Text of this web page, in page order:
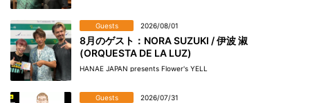
Guests 2026/08/01
8月のゲスト：NORA SUZUKI / 伊波 淑
(ORQUESTA DE LA LUZ)
HANAE JAPAN presents Flower's YELL
Guests 2026/07/31